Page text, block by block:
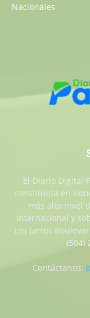
Nacionales
El Diario Digital
constituida en
más alto nivel
internacional y
Los Jarros
(504)
Contáctanos: